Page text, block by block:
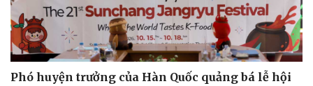
Phó huyện trưởng của Hàn Quốc quảng bá lễ hội